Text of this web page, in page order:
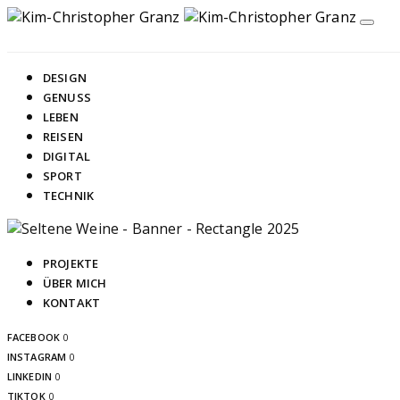
DESIGN
GENUSS
LEBEN
REISEN
DIGITAL
SPORT
TECHNIK
PROJEKTE
ÜBER MICH
KONTAKT
FACEBOOK 0
INSTAGRAM 0
LINKEDIN 0
TIKTOK 0